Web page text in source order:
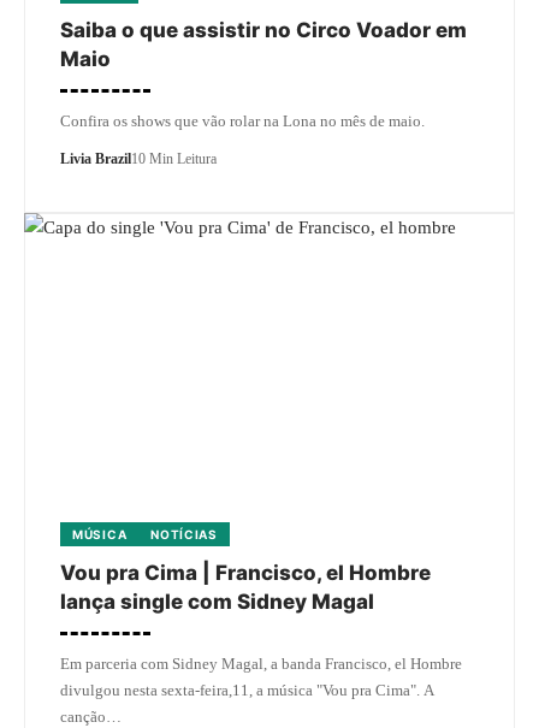
Saiba o que assistir no Circo Voador em
Maio
Confira os shows que vão rolar na Lona no mês de maio.
Livia Brazil10 Min Leitura
MÚSICA NOTÍCIAS
Vou pra Cima | Francisco, el Hombre
lança single com Sidney Magal
Em parceria com Sidney Magal, a banda Francisco, el Hombre
divulgou nesta sexta-feira,11, a música "Vou pra Cima". A
canção…